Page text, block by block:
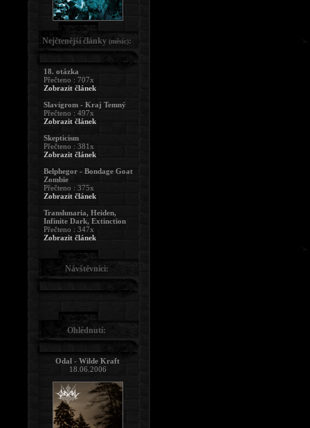
Nejčtenější články (měsíc):
18. otázka
Přečteno : 707x
Zobrazit článek
Slavigrom - Kraj Temný
Přečteno : 497x
Zobrazit článek
Skepticism
Přečteno : 381x
Zobrazit článek
Belphegor - Bondage Goat
Zombie
Přečteno : 375x
Zobrazit článek
Translunaria, Heiden,
Infinite Dark, Extinction
Přečteno : 347x
Zobrazit článek
Návštěvníci:
Ohlédnutí:
Odal - Wilde Kraft
18.06.2006